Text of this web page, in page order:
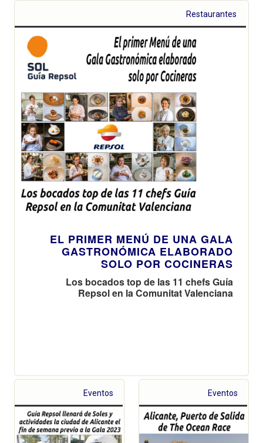
Restaurantes
EL PRIMER MENÚ DE UNA GALA
GASTRONÓMICA ELABORADO
SOLO POR COCINERAS
Los bocados top de las 11 chefs Guía
Repsol en la Comunitat Valenciana
Eventos Eventos